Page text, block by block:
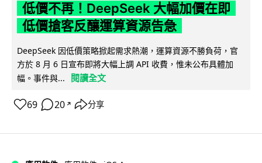
低價不再！DeepSeek 大幅加價在即
低價搶客反釀運算資源告急
DeepSeek 因低價策略掀起需求熱潮，運算資源不勝負荷，官
方於 8 月 6 日宣布即將大幅上調 API 收費，惟未公布具體加
幅。事件與...
閱讀全文
69 20 ↗ 分享